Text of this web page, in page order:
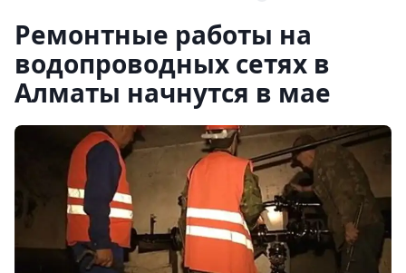
Ремонтные работы на
водопроводных сетях в
Алматы начнутся в мае